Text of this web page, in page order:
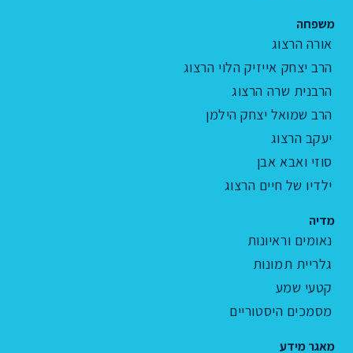
משפחה
אורה הרצוג
הרב יצחק אייזיק הלוי הרצוג
הרבנית שרה הרצוג
הרב שמואל יצחק הילמן
יעקב הרצוג
סוזי ואבא אבן
ילדיו של חיים הרצוג
מדיה
נאומים וראיונות
גלריית תמונות
קטעי שמע
מסמכים היסטוריים
מאגר מידע